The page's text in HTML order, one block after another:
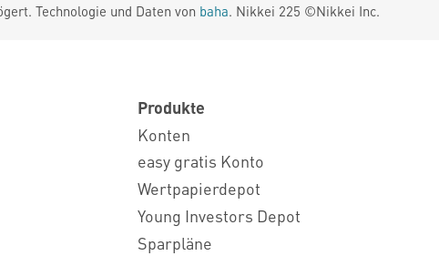
Technologie und Daten von baha. Nikkei 225 ©Nikkei Inc.
Produkte
Konten
easy gratis Konto
Wertpapierdepot
Young Investors Depot
Sparpläne